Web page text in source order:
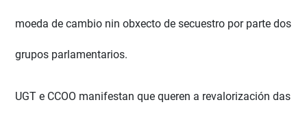
moeda de cambio nin obxecto de secuestro por parte dos
grupos parlamentarios.
UGT e CCOO manifestan que queren a revalorización das